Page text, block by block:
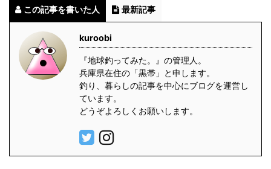
この記事を書いた人 最新記事
kuroobi
『地球釣ってみた。』の管理人。
兵庫県在住の「黒帯」と申します。
釣り、暮らしの記事を中心にブログを運営し
ています。
どうぞよろしくお願いします。